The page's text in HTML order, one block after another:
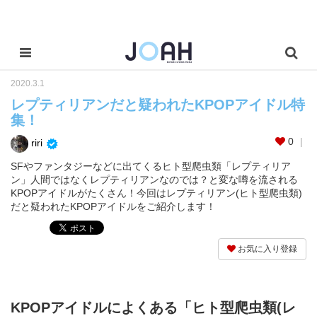
2020.3.1
レプティリアンだと疑われたKPOPアイドル特
集！
riri 0
SFやファンタジーなどに出てくるヒト型爬虫類「レプティリア
ン」人間ではなくレプティリアンなのでは？と変な噂を流される
KPOPアイドルがたくさん！今回はレプティリアン(ヒト型爬虫類)
だと疑われたKPOPアイドルをご紹介します！
お気に入り登録
KPOPアイドルによくある「ヒト型爬虫類(レ